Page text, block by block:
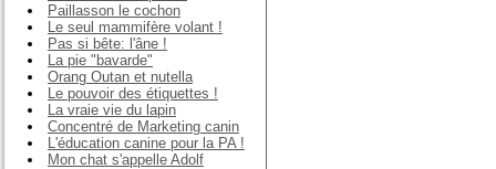
Paillasson le cochon
Le seul mammifère volant !
Pas si bête: l'âne !
La pie "bavarde"
Orang Outan et nutella
Le pouvoir des étiquettes !
La vraie vie du lapin
Concentré de Marketing canin
L'éducation canine pour la PA !
Mon chat s'appelle Adolf